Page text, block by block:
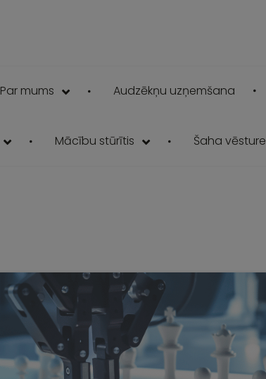
Par mums Audzēkņu uzņemšana
Mācību stūrītis Šaha vēsture